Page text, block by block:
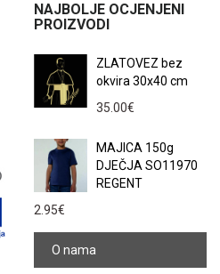
NAJBOLJE OCJENJENI
PROIZVODI
ZLATOVEZ bez
okvira 30x40 cm
35.00€
MAJICA 150g
DJEČJA SO11970
REGENT
2.95€
O nama